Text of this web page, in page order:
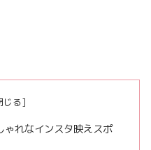
ゃれなインスタ映えスポ